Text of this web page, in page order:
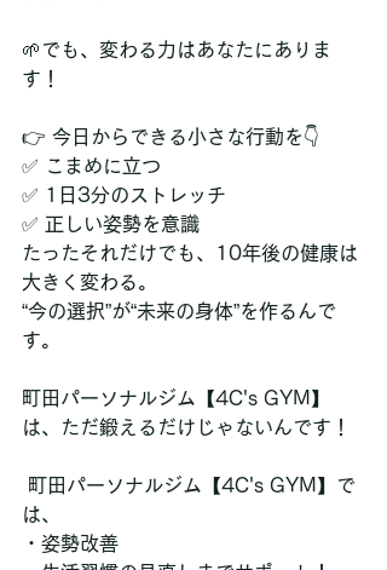
🌱でも、変わる力はあなたにありま
す！
👉 今日からできる小さな行動を👇
✅ こまめに立つ
✅ 1日3分のストレッチ
✅ 正しい姿勢を意識
たったそれだけでも、10年後の健康は
大きく変わる。
“今の選択”が“未来の身体”を作るんで
す。
町田パーソナルジム【4C's GYM】
は、ただ鍛えるだけじゃないんです！
は、
・姿勢改善